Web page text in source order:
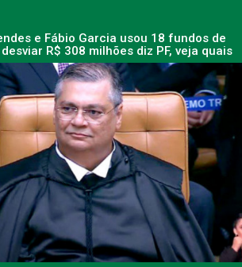
e Fábio Garcia usou 18 fundos de
R$ 308 milhões diz PF, veja quais